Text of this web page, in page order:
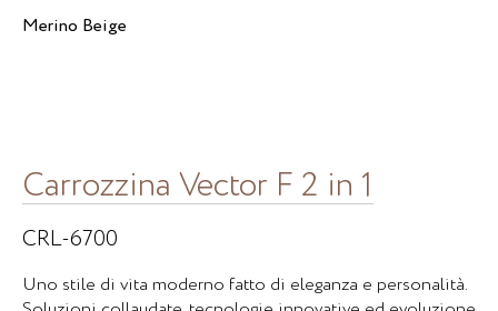
Merino Beige
Carrozzina Vector F 2 in 1
CRL-6700
Uno stile di vita moderno fatto di eleganza e personalità.